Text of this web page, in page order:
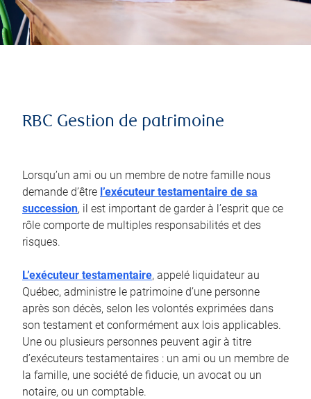
RBC Gestion de patrimoine
Lorsqu’un ami ou un membre de notre famille nous
demande d’être l’exécuteur testamentaire de sa
succession, il est important de garder à l’esprit que ce
rôle comporte de multiples responsabilités et des
risques.
L’exécuteur testamentaire, appelé liquidateur au
Québec, administre le patrimoine d’une personne
après son décès, selon les volontés exprimées dans
son testament et conformément aux lois applicables.
Une ou plusieurs personnes peuvent agir à titre
d’exécuteurs testamentaires : un ami ou un membre de
la famille, une société de fiducie, un avocat ou un
notaire, ou un comptable.